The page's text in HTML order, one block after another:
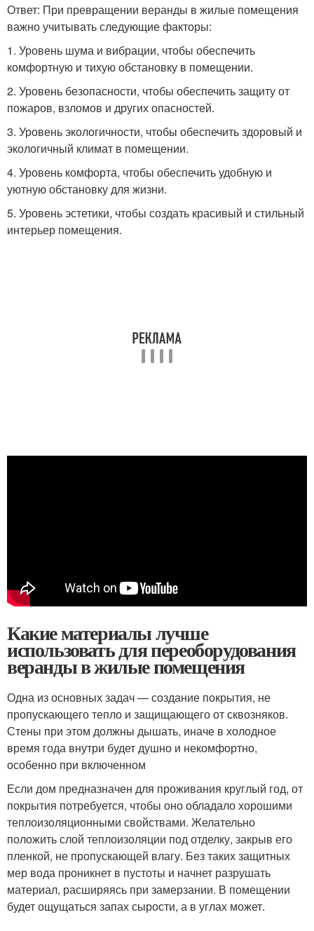
Ответ: При превращении веранды в жилые помещения
важно учитывать следующие факторы:
1. Уровень шума и вибрации, чтобы обеспечить
комфортную и тихую обстановку в помещении.
2. Уровень безопасности, чтобы обеспечить защиту от
пожаров, взломов и других опасностей.
3. Уровень экологичности, чтобы обеспечить здоровый и
экологичный климат в помещении.
4. Уровень комфорта, чтобы обеспечить удобную и
уютную обстановку для жизни.
5. Уровень эстетики, чтобы создать красивый и стильный
интерьер помещения.
Какие материалы лучше
использовать для переоборудования
веранды в жилые помещения
Одна из основных задач — создание покрытия, не
пропускающего тепло и защищающего от сквозняков.
Стены при этом должны дышать, иначе в холодное
время года внутри будет душно и некомфортно,
особенно при включенном
Если дом предназначен для проживания круглый год, от
покрытия потребуется, чтобы оно обладало хорошими
теплоизоляционными свойствами. Желательно
положить слой теплоизоляции под отделку, закрыв его
пленкой, не пропускающей влагу. Без таких защитных
мер вода проникнет в пустоты и начнет разрушать
материал, расширяясь при замерзании. В помещении
будет ощущаться запах сырости, а в углах может.